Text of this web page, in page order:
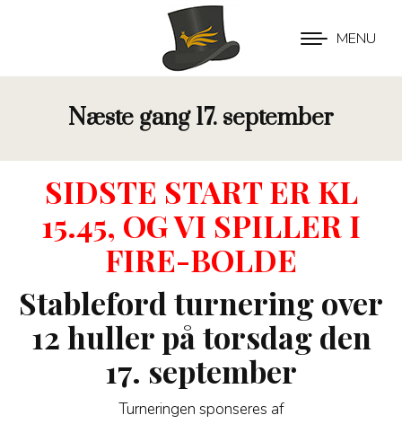
MENU
Næste gang 17. september
SIDSTE START ER KL
15.45, OG VI SPILLER I
FIRE-BOLDE
Stableford turnering over
12 huller på torsdag den
17. september
Turneringen sponseres af